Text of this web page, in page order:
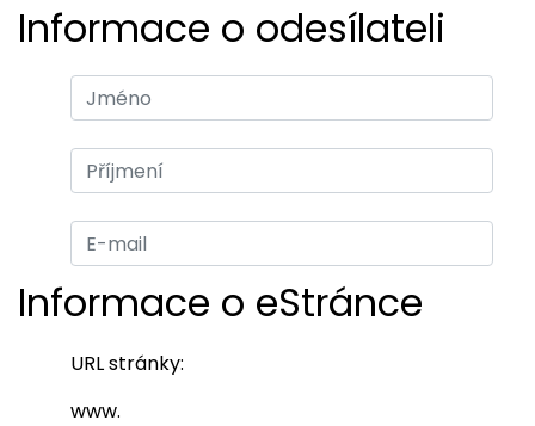
Informace o odesílateli
Informace o eStránce
URL stránky:
www.